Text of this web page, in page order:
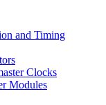
and Timing
Clocks
Modules